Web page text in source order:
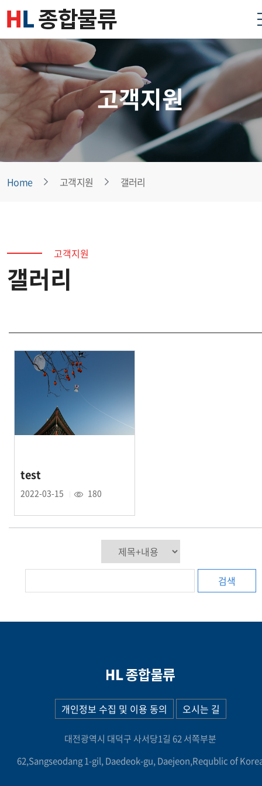
고객지원
Home 고객지원 갤러리
고객지원
갤러리
test
2022-03-15 180
검색
개인정보 수집 및 이용 동의 오시는 길
대전광역시 대덕구 사서당1길 62 서쪽부분
62,Sangseodang 1-gil, Daedeok-gu, Daejeon,Requblic of